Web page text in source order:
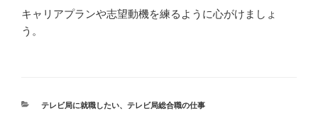
キャリアプランや志望動機を練るように心がけましょ
う。
カ
テレビ局に就職したい、 テレビ局総合職の仕事